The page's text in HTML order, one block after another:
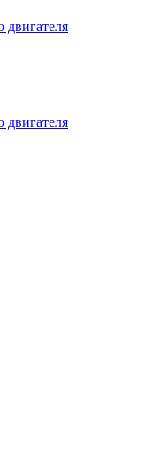
двигателя
двигателя